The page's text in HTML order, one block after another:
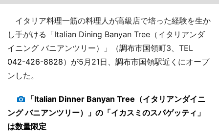
イタリア料理一筋の料理人が高級店で培った経験を生か
し手がける「Italian Dining Banyan Tree（イタリアンダ
イニング バニアンツリー）」（調布市国領町3、TEL
042-426-8828）が5月21日、調布市国領駅近くにオープ
ンした。
「Italian Dinner Banyan Tree（イタリアンダイニ
ング バニアンツリー）」の「イカスミのスパゲッティ」
は数量限定